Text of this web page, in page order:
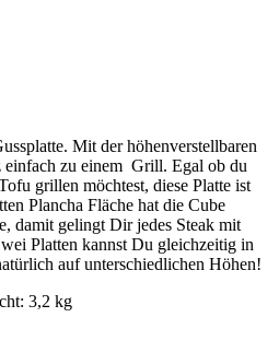
Mit der höhenverstellbaren
einfach zu einem Grill. Egal ob du
grillen möchtest, diese Platte ist
Plancha Fläche hat die Cube
damit gelingt Dir jedes Steak mit
Platten kannst Du gleichzeitig in
auf unterschiedlichen Höhen!
3,2 kg